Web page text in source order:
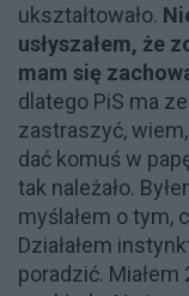
ukształtowało.
usłyszałem, że
mam się
dlatego PiS ma
zastraszyć,
dać komuś w
tak należało.
myślałem o tym,
Działałem
poradzić.